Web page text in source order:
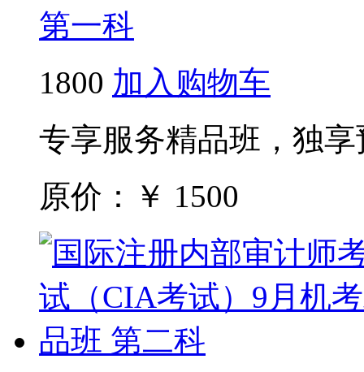
第一科
1800 加入购物车
专享服务精品班，独
原价：￥ 1500